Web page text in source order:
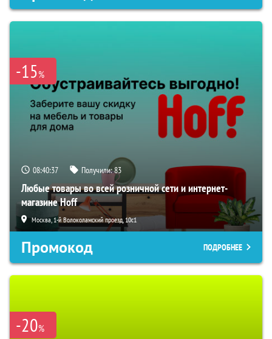
-15%
08:40:36 Получили:83
Любые товары во всей розничной сети и интернет-
магазине Hoff
Москва, 1-й Волоколамский проезд, 10с1
Промокод ПОДРОБНЕЕ
-20%